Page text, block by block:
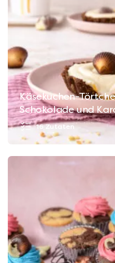
Käsekuchen-
Schokolade und
16 Zutaten